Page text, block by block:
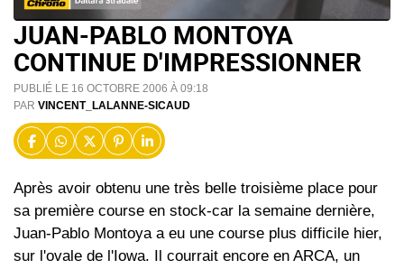
JUAN-PABLO MONTOYA
CONTINUE D'IMPRESSIONNER
PUBLIÉ LE 16 OCTOBRE 2006 À 09:18
PAR VINCENT_LALANNE-SICAUD
Après avoir obtenu une très belle troisième place pour
sa première course en stock-car la semaine dernière,
Juan-Pablo Montoya a eu une course plus difficile hier,
sur l'ovale de l'Iowa. Il courrait encore en ARCA, un